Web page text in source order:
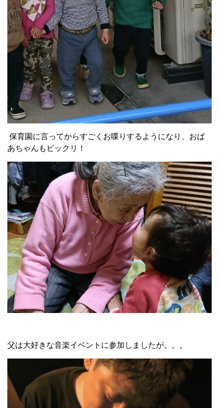
保育園に言ってからすごくお喋りするようになり、おば
あちゃんもビックリ！
父は大好きな音楽イベントに参加しましたが。。。